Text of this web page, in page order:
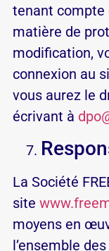
tenant compte
matière de
modification,
connexion au
vous aurez le
écrivant à
La So­ciété
site
moyens en
l’en­semble